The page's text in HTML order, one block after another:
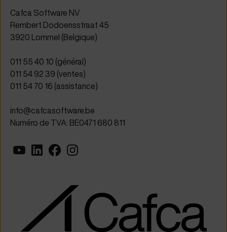
Cafca Software NV
Rembert Dodoensstraat 45
3920 Lommel (Belgique)
011 55 40 10 (général)
011 54 92 39 (ventes)
011 54 70 16 (assistance)
info@cafcasoftware.be
Numéro de TVA: BE0471 680 811